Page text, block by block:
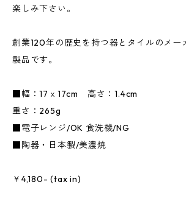
楽しみ下さい。
創業120年の歴史を持つ器とタイルのメー
製品です。
■幅：17ｘ17cm 高さ：1.4cm
重さ：265g
■電子レンジ/OK 食洗機/NG
■陶器・日本製/美濃焼
￥4,180- (tax in)